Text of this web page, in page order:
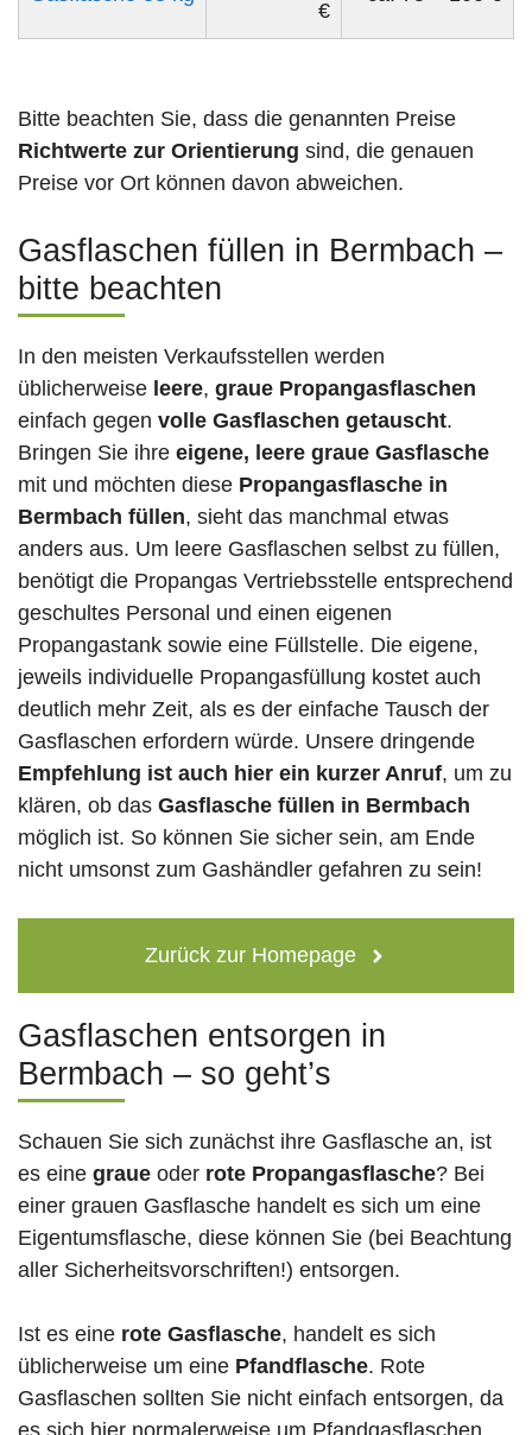
€
Bitte beachten Sie, dass die genannten Preise
Richtwerte zur Orientierung sind, die genauen
Preise vor Ort können davon abweichen.
Gasflaschen füllen in Bermbach –
bitte beachten
In den meisten Verkaufsstellen werden
üblicherweise leere, graue Propangasflaschen
einfach gegen volle Gasflaschen getauscht.
Bringen Sie ihre eigene, leere graue Gasflasche
mit und möchten diese Propangasflasche in
Bermbach füllen, sieht das manchmal etwas
anders aus. Um leere Gasflaschen selbst zu füllen,
benötigt die Propangas Vertriebsstelle entsprechend
geschultes Personal und einen eigenen
Propangastank sowie eine Füllstelle. Die eigene,
jeweils individuelle Propangasfüllung kostet auch
deutlich mehr Zeit, als es der einfache Tausch der
Gasflaschen erfordern würde. Unsere dringende
Empfehlung ist auch hier ein kurzer Anruf, um zu
klären, ob das Gasflasche füllen in Bermbach
möglich ist. So können Sie sicher sein, am Ende
nicht umsonst zum Gashändler gefahren zu sein!
Zurück zur Homepage
Gasflaschen entsorgen in
Bermbach – so geht’s
Schauen Sie sich zunächst ihre Gasflasche an, ist
es eine graue oder rote Propangasflasche? Bei
einer grauen Gasflasche handelt es sich um eine
Eigentumsflasche, diese können Sie (bei Beachtung
aller Sicherheitsvorschriften!) entsorgen.
Ist es eine rote Gasflasche, handelt es sich
üblicherweise um eine Pfandflasche. Rote
Gasflaschen sollten Sie nicht einfach entsorgen, da